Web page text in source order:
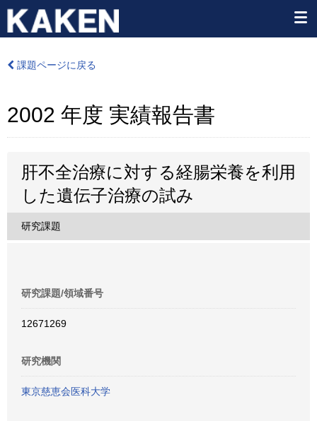
課題ページに戻る
2002 年度 実績報告書
肝不全治療に対する経腸栄養を利用
した遺伝子治療の試み
研究課題
研究課題/領域番号
12671269
研究機関
東京慈恵会医科大学